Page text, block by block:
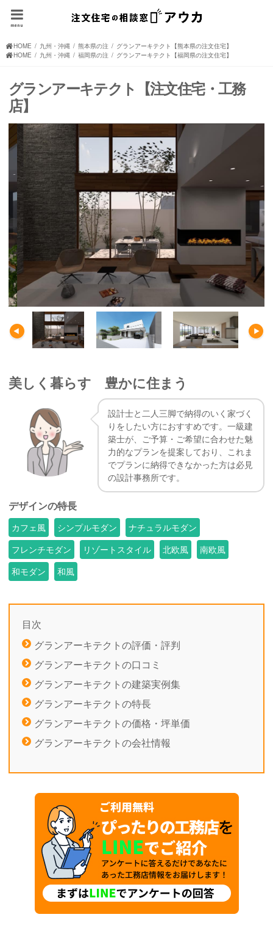
menu
HOME 九州・沖縄の注文住宅(住宅メーカー、ハウスメーカー)
熊本県の注文住宅(住宅メーカー、ハウスメーカー)
グランアーキテクト【熊本県の注文住宅】
HOME
九州・沖縄の注文住宅(住宅メーカー、ハウスメーカー)
福岡県の注文住宅(住宅メーカー、ハウスメーカー)
グランアーキテクト【福岡県の注文住宅】
グランアーキテクト【注文住宅・工務
店】
美しく暮らす 豊かに住まう
設計士と二人三脚で納得のいく家づく
りをしたい方におすすめです。一級建
築士が、ご予算・ご希望に合わせた魅
力的なプランを提案しており、これま
でプランに納得できなかった方は必見
の設計事務所です。
デザインの特長
カフェ風 シンプルモダン
ナチュラルモダン
フレンチモダン
リゾートスタイル 北欧風
南欧風
和モダン
和風
目次
グランアーキテクトの評価・評判
グランアーキテクトの口コミ
グランアーキテクトの建築実例集
グランアーキテクトの特長
グランアーキテクトの価格・坪単価
グランアーキテクトの会社情報